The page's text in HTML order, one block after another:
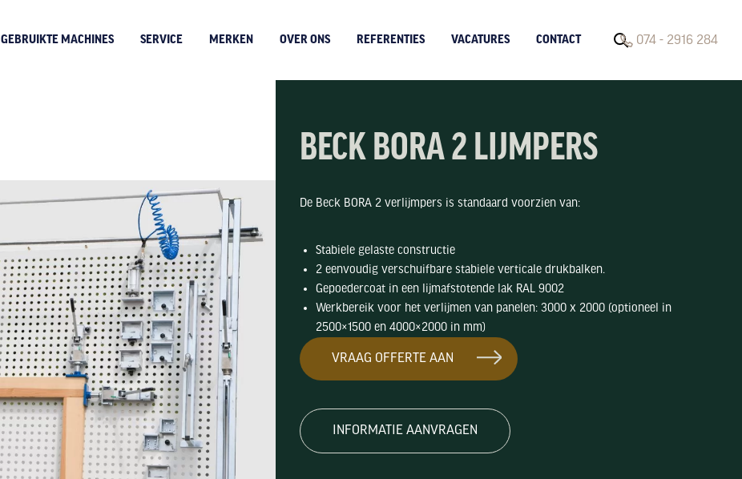
GEBRUIKTE MACHINES SERVICE MERKEN OVER ONS REFERENTIES VACATURES CONTACT 074 - 2916 284
BECK BORA 2 LIJMPERS
De Beck BORA 2 verlijmpers is standaard voorzien van:
Stabiele gelaste constructie
2 eenvoudig verschuifbare stabiele verticale drukbalken.
Gepoedercoat in een lijmafstotende lak RAL 9002
Werkbereik voor het verlijmen van panelen: 3000 x 2000 (optioneel in
2500×1500 en 4000×2000 in mm)
VRAAG OFFERTE AAN
INFORMATIE AANVRAGEN